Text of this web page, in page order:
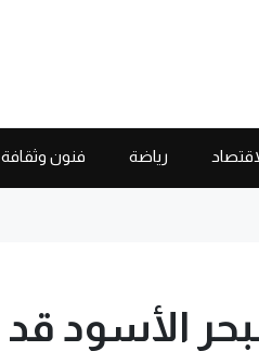
رياضة فنون وثقافة
الأسود قد